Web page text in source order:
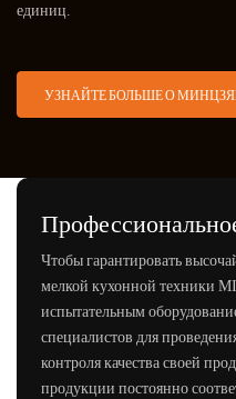
единиц.
УЗНАЙТЕ БОЛЬШЕ О
Чтобы гарантировать
мелкой кухонной техники
испытательным
специалистов для
контроля качества своей
продукции постоянно